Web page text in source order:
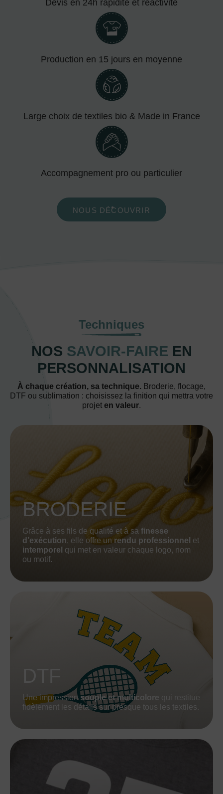
Devis en 24h rapidité et réactivité
Production en 15 jours en moyenne
Large choix de textiles bio & Made in France
Accompagnement pro ou particulier
NOUS DÉCOUVRIR
Techniques
NOS SAVOIR-FAIRE EN
PERSONNALISATION
À chaque création, sa technique. Broderie, flocage,
DTF ou sublimation : choisissez la finition qui mettra votre
projet en valeur.
BRODERIE
Grâce à ses fils de qualité et à sa finesse
d’exécution, elle offre un rendu professionnel et
intemporel qui met en valeur chaque logo, nom
ou motif.
DTF
Une impressionsouple et multicolore qui restitue
fidèlement les détails sur presque tous les textiles.